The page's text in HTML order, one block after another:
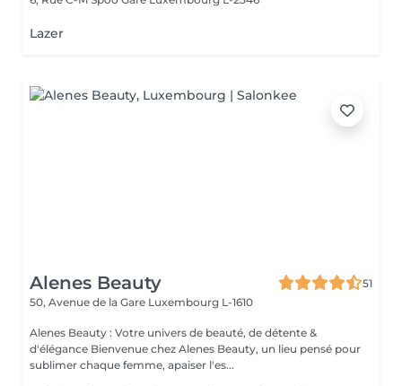
Lazer
Alenes Beauty
51
50, Avenue de la Gare Luxembourg L-1610
Alenes Beauty : Votre univers de beauté, de détente &
d'élégance Bienvenue chez Alenes Beauty, un lieu pensé pour
sublimer chaque femme, apaiser l'es...